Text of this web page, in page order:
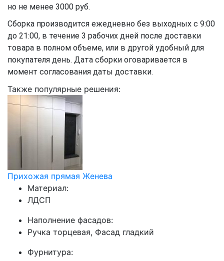
но не менее 3000 руб.
Сборка производится ежедневно без выходных с 9:00
до 21:00, в течение 3 рабочих дней после доставки
товара в полном объеме, или в другой удобный для
покупателя день. Дата сборки оговаривается в
момент согласования даты доставки.
Также популярные решения:
Прихожая прямая Женева
Материал:
ЛДСП
Наполнение фасадов:
Ручка торцевая, Фасад гладкий
Фурнитура: